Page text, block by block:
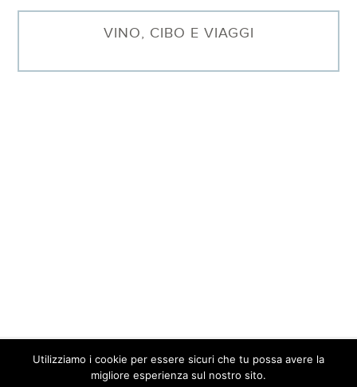
VINO, CIBO E VIAGGI
© 2026 Barbara Sgarzi · P.IVA. 01577640095 ·Contatti·Privacy
Policy
Utilizziamo i cookie per essere sicuri che tu possa avere la
migliore esperienza sul nostro sito.